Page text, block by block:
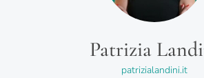
Patrizia
patrizialandini.it